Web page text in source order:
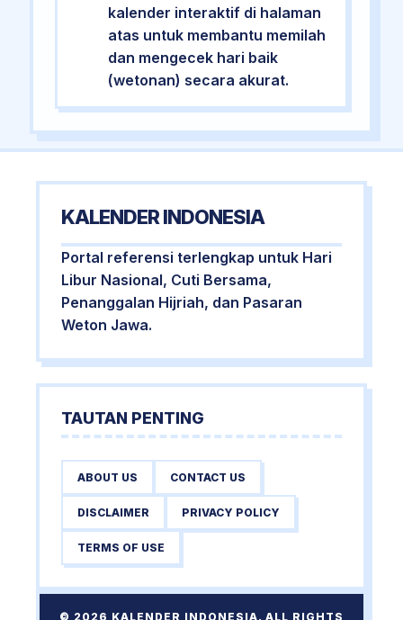
kalender interaktif di halaman
atas untuk membantu memilah
dan mengecek hari baik
(wetonan) secara akurat.
KALENDER INDONESIA
Portal referensi terlengkap untuk Hari
Libur Nasional, Cuti Bersama,
Penanggalan Hijriah, dan Pasaran
Weton Jawa.
TAUTAN PENTING
ABOUT US CONTACT US
DISCLAIMER PRIVACY POLICY
TERMS OF USE
© 2026 KALENDER INDONESIA. ALL RIGHTS